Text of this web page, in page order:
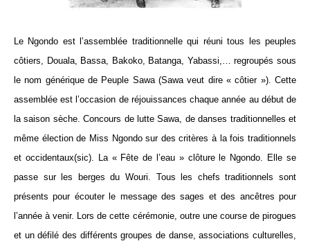
Le Ngondo est l’assemblée traditionnelle qui réuni tous les peuples
côtiers, Douala, Bassa, Bakoko, Batanga, Yabassi,… regroupés sous
le nom générique de Peuple Sawa (Sawa veut dire « côtier »). Cette
assemblée est l’occasion de réjouissances chaque année au début de
la saison sèche. Concours de lutte Sawa, de danses traditionnelles et
même élection de Miss Ngondo sur des critères à la fois traditionnels
et occidentaux(sic). La « Fête de l’eau » clôture le Ngondo. Elle se
passe sur les berges du Wouri. Tous les chefs traditionnels sont
présents pour écouter le message des sages et des ancêtres pour
l’année à venir. Lors de cette cérémonie, outre une course de pirogues
et un défilé des différents groupes de danse, associations culturelles,